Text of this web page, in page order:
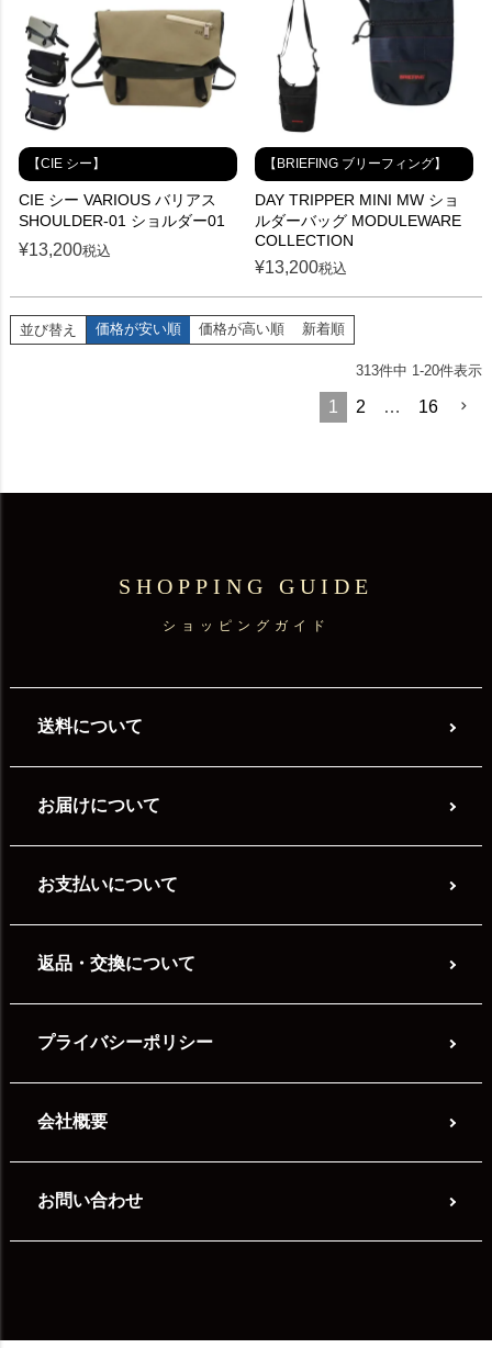
【CIE シー】
CIE シー VARIOUS バリアス
SHOULDER-01 ショルダー01
¥13,200税込
【BRIEFING ブリーフィング】
DAY TRIPPER MINI MW ショ
ルダーバッグ MODULEWARE
COLLECTION
¥13,200税込
並び替え 価格が安い順 価格が高い順 新着順
313件中 1-20件表示
1 2 … 16
SHOPPING GUIDE
ショッピングガイド
送料について
お届けについて
お支払いについて
返品・交換について
プライバシーポリシー
会社概要
お問い合わせ